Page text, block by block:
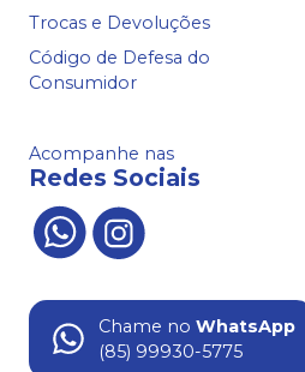
Trocas e Devoluções
Código de Defesa do
Consumidor
Acompanhe nas
Redes Sociais
Chame no WhatsApp
(85) 99930-5775